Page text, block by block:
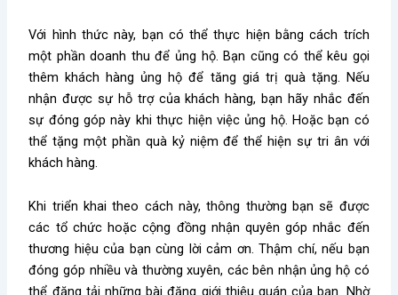
Với hình thức này, bạn có thể thực hiện bằng cách trích
một phần doanh thu để ủng hộ. Bạn cũng có thể kêu gọi
thêm khách hàng ủng hộ để tăng giá trị quà tặng. Nếu
nhận được sự hỗ trợ của khách hàng, bạn hãy nhắc đến
sự đóng góp này khi thực hiện việc ủng hộ. Hoặc bạn có
thể tặng một phần quà kỷ niệm để thể hiện sự tri ân với
khách hàng.
Khi triển khai theo cách này, thông thường bạn sẽ được
các tổ chức hoặc cộng đồng nhận quyên góp nhắc đến
thương hiệu của bạn cùng lời cảm ơn. Thậm chí, nếu bạn
đóng góp nhiều và thường xuyên, các bên nhận ủng hộ có
thể đăng tải những bài đăng giới thiệu quán của bạn. Nhờ